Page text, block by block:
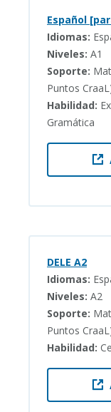
Español
Idiomas:
Niveles: A1
Soporte:
Puntos
Habilidad:
Gramática
DELE A2
Idiomas:
Niveles: A2
Soporte:
Puntos
Habilidad: